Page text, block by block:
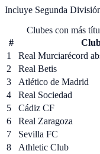
Incluye Segunda
Clubes con más
#
1
Real Murciarécord
2
Real Betis
3
Atlético de Madrid
4
Real Sociedad
5
Cádiz CF
6
Real Zaragoza
7
Sevilla FC
8
Athletic Club